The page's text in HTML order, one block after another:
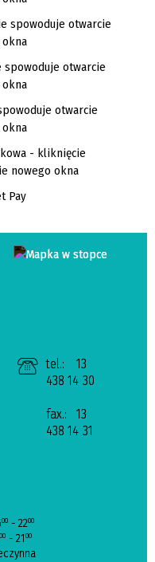
tel.:
13
438 14 30
fax.:
13
438 14 31
00 - 2200
00 - 21 00